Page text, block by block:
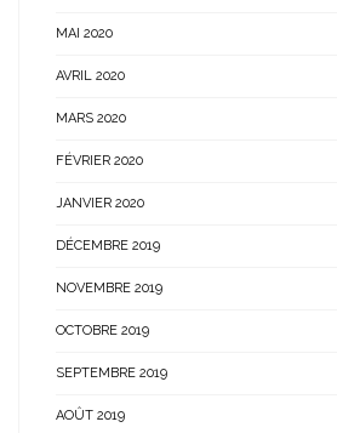
MAI 2020
AVRIL 2020
MARS 2020
FÉVRIER 2020
JANVIER 2020
DÉCEMBRE 2019
NOVEMBRE 2019
OCTOBRE 2019
SEPTEMBRE 2019
AOÛT 2019